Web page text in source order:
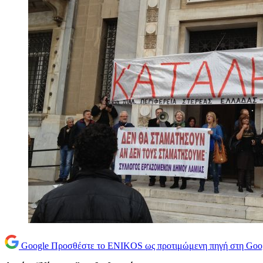
Google Προσθέστε το ENIKOS ως προτιμώμενη πηγή στη